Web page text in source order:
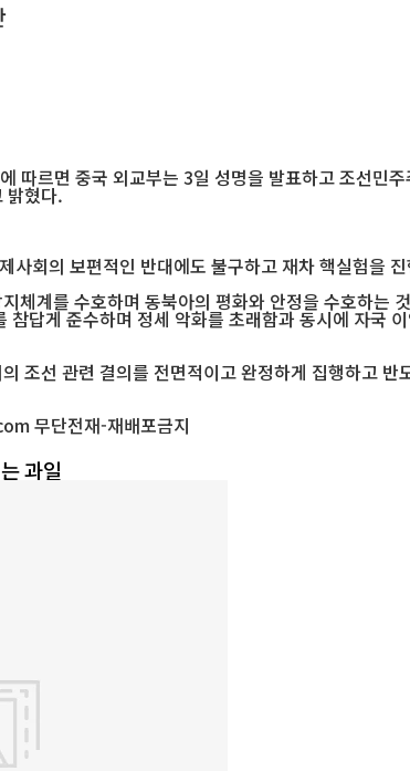
따르면 중국 외교부는 3일 성명을 발표하고 조선민
밝혔다.
사회의 보편적인 반대에도 불구하고 재차 핵실험을
체계를 수호하며 동북아의 평화와 안정을 수호하
참답게 준수하며 정세 악화를 초래함과 동시에 자국
조선 관련 결의를 전면적이고 완정하게 집행하고
무단전재-재배포금지
과일